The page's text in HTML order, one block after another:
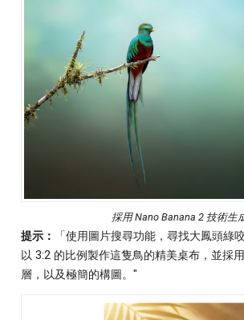
採用 Nano Banana 2 技術生
提示：
「使用圖片搜尋功能，尋找大鳳頭綠
以 3:2 的比例製作這隻鳥的精美桌布，並採
層，以及極簡的構圖。"